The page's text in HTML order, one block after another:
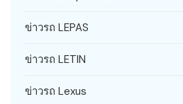
ข่าวรถ LEPAS
ข่าวรถ LETIN
ข่าวรถ Lexus